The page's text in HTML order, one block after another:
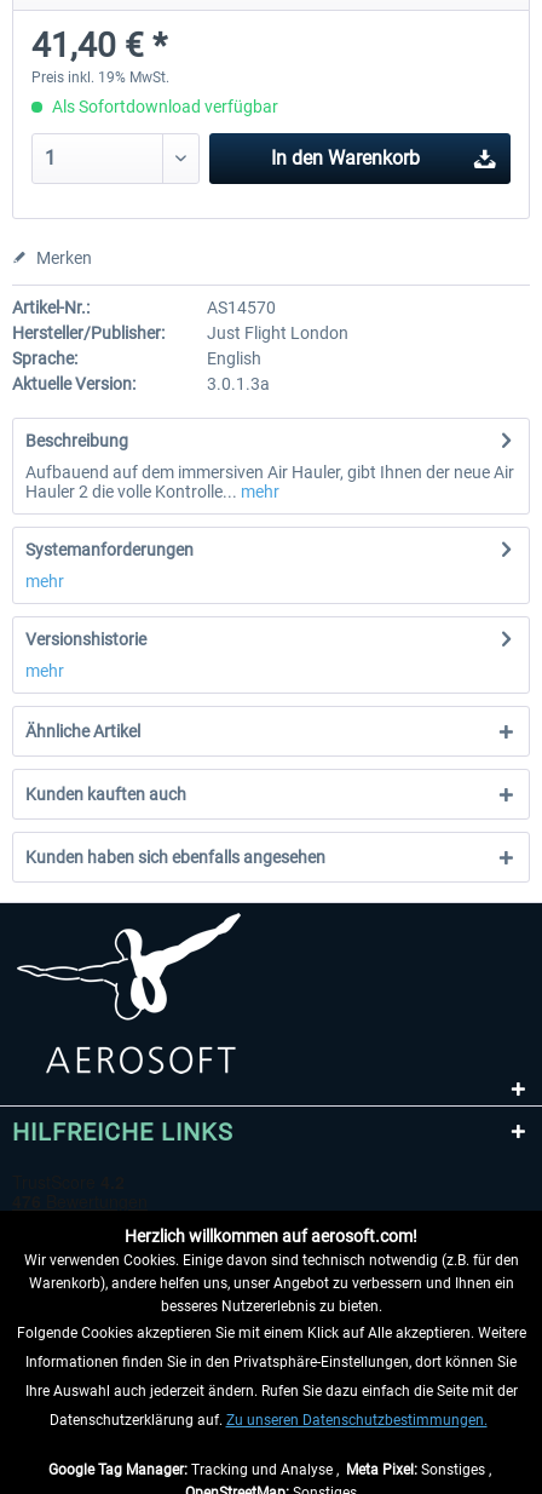
48,94 € *
41,40 € *
Preis inkl. 19% MwSt.
Als Sofortdownload verfügbar
In den Warenkorb
Merken
Artikel-Nr.:
AS14570
Hersteller/Publisher:
Just Flight London
Sprache:
English
Aktuelle Version:
3.0.1.3a
Beschreibung
Aufbauend auf dem immersiven Air Hauler, gibt Ihnen der neue Air
Hauler 2 die volle Kontrolle... mehr
Systemanforderungen
mehr
Versionshistorie
mehr
Ähnliche Artikel
Kunden kauften auch
Kunden haben sich ebenfalls angesehen
HILFREICHE LINKS
VERTRAG WIDERRUFEN
INFORMATIONEN
Herzlich willkommen auf aerosoft.com!
Wir verwenden Cookies. Einige davon sind technisch notwendig (z.B. für den
Warenkorb), andere helfen uns, unser Angebot zu verbessern und Ihnen ein
besseres Nutzererlebnis zu bieten.
Folgende Cookies akzeptieren Sie mit einem Klick auf Alle akzeptieren. Weitere
Informationen finden Sie in den Privatsphäre-Einstellungen, dort können Sie
Ihre Auswahl auch jederzeit ändern. Rufen Sie dazu einfach die Seite mit der
Datenschutzerklärung auf. Zu unseren Datenschutzbestimmungen.
Google Tag Manager:Tracking und Analyse , Meta Pixel:Sonstiges ,